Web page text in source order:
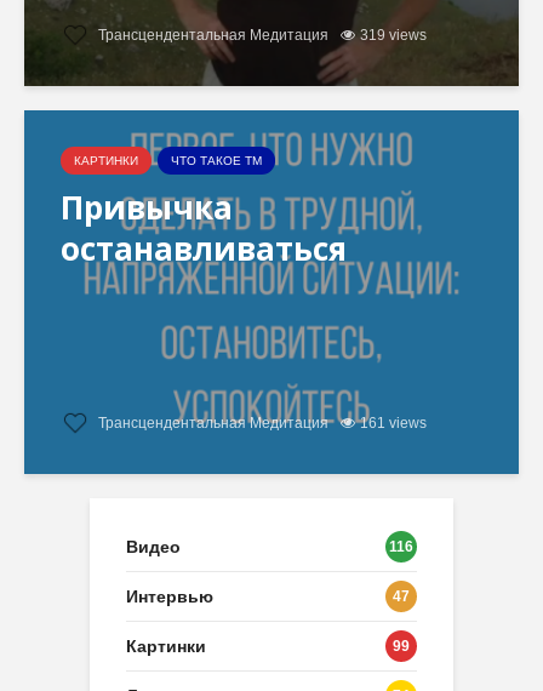
Трансцендентальная Медитация 319 views
КАРТИНКИ ЧТО ТАКОЕ ТМ
Привычка
останавливаться
Трансцендентальная Медитация 161 views
Видео 116
Интервью 47
Картинки 99